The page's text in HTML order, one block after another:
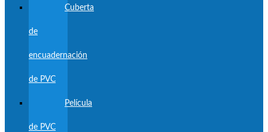
Cuberta
de
encuadernación
de PVC
Película
de PVC